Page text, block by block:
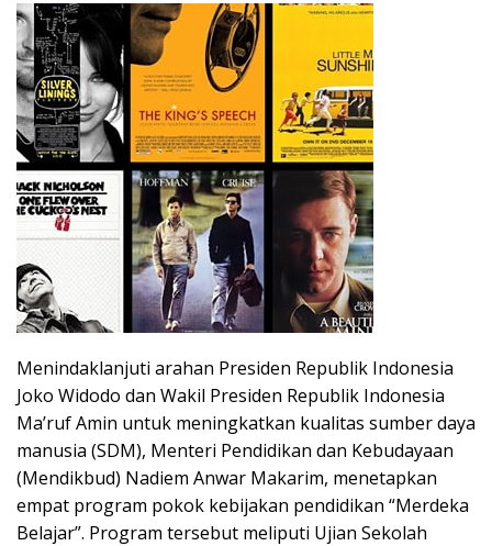
Menindaklanjuti arahan Presiden Republik Indonesia
Joko Widodo dan Wakil Presiden Republik Indonesia
Ma’ruf Amin untuk meningkatkan kualitas sumber daya
manusia (SDM), Menteri Pendidikan dan Kebudayaan
(Mendikbud) Nadiem Anwar Makarim, menetapkan
empat program pokok kebijakan pendidikan “Merdeka
Belajar”. Program tersebut meliputi Ujian Sekolah